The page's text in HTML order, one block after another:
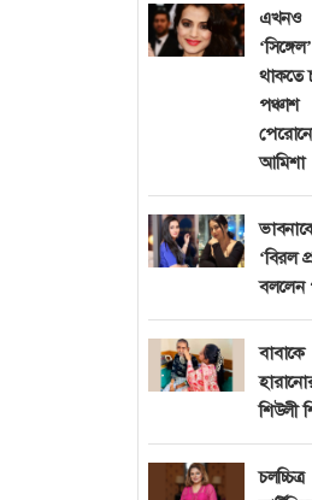
এখনও
‘সিঙ্গেল’
থাকতে
পঞ্চাশ
আমিশা
‘বিরল
বললেন
বাবাকে
শিউলী
চলচ্চিত্র